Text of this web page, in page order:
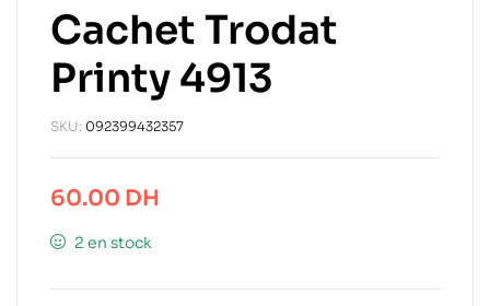
Cachet Trodat
Printy 4913
SKU: 092399432357
60.00 DH
2 en stock